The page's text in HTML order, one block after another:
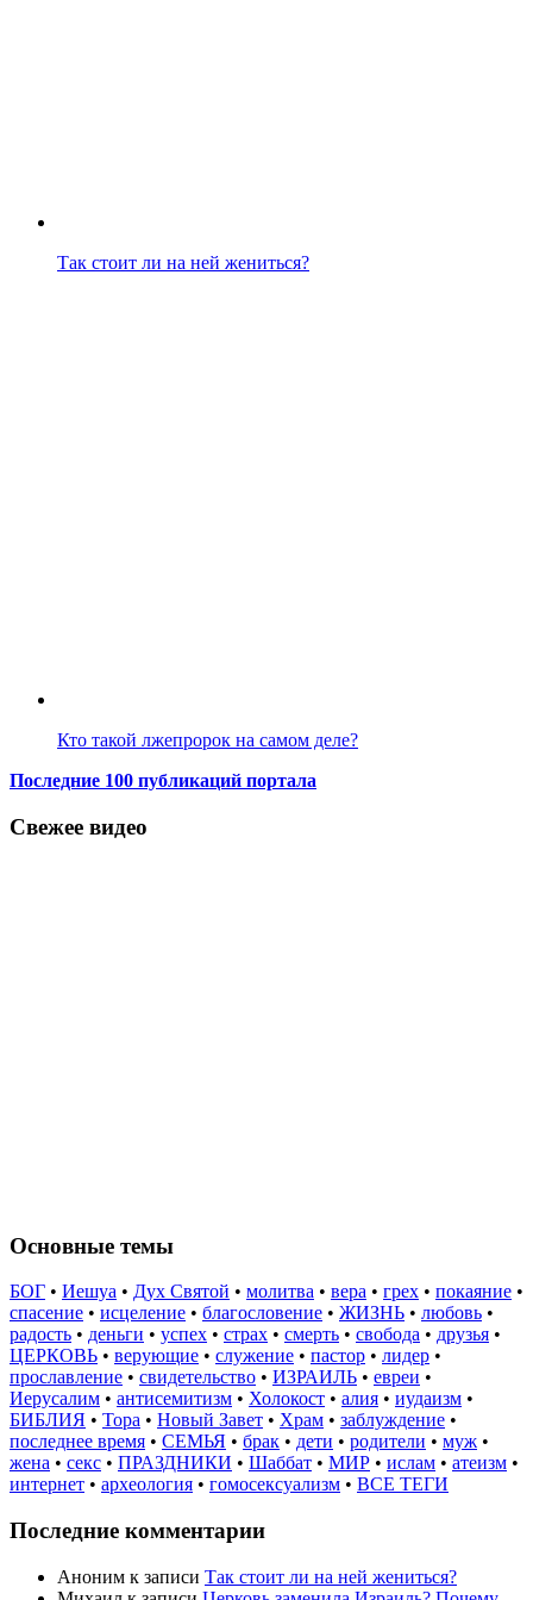
Так стоит ли на ней жениться?
Кто такой лжепророк на самом деле?
Последние 100 публикаций портала
Свежее видео
Основные темы
БОГ • Иешуа • Дух Святой • молитва • вера • грех • покаяние •
спасение • исцеление • благословение • ЖИЗНЬ • любовь •
радость • деньги • успех • страх • смерть • свобода • друзья •
ЦЕРКОВЬ • верующие • служение • пастор • лидер •
прославление • свидетельство • ИЗРАИЛЬ • евреи •
Иерусалим • антисемитизм • Холокост • алия • иудаизм •
БИБЛИЯ • Тора • Новый Завет • Храм • заблуждение •
последнее время • СЕМЬЯ • брак • дети • родители • муж •
жена • секс • ПРАЗДНИКИ • Шаббат • МИР • ислам • атеизм •
интернет • археология • гомосексуализм • ВСЕ ТЕГИ
Последние комментарии
Аноним к записи Так стоит ли на ней жениться?